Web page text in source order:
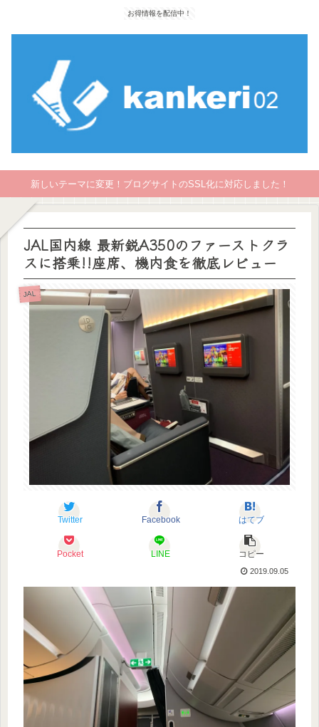
お得情報を配信中！
新しいテーマに変更！ブログサイトのSSL化に対応しました！
JAL国内線 最新鋭A350のファーストクラ
スに搭乗!!座席、機内食を徹底レビュー
JAL
Twitter Facebook はてブ
Pocket LINE コピー
2019.09.05